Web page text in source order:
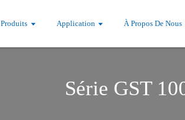
Produits Application À Propos De Nous
Série GST